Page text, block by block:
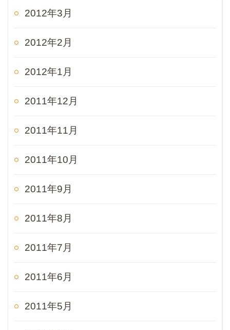
2012年3月
2012年2月
2012年1月
2011年12月
2011年11月
2011年10月
2011年9月
2011年8月
2011年7月
2011年6月
2011年5月